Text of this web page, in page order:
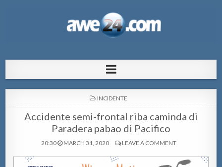
pa Aruba
POSTED
INCIDENTE
Accidente semi-frontal riba caminda di
Paradera pabao di Pacifico
20:30 MARCH 31, 2020 LEAVE A COMMENT